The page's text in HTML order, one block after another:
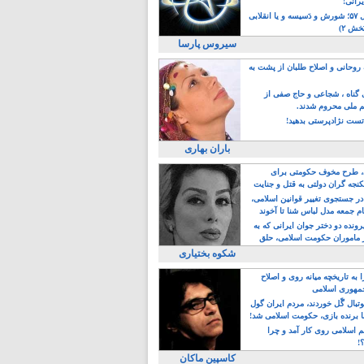
رویداد سال ۵۷؛ شورش و دَسیسه و یا انقلابی
۲)
سیروس پارسا
و اصلاح طلبان از پشت به
گناه ، شجاعی و حاج صفی از
ملی محروم شدند.
نژادپرستی بدهید!
باران بهاری
مخوف حکومتی برای
گران دولتی به قتل و جنایت
جستجوی تغییر قوانین اسلامی،
جمعه مدل لباس شنا تا آخوند
دو دختر جوان ایرانی که به
ماموران حکومت اسلامی، حلق
شکوه بختیاری
به تاریخچه میانه روی و اصلاح
اسلامی
گًل خوردند، مردم ایران گول
برنده بازی، حکومت اسلامی شد!
اسلامی روی کار آمد و چرا
کاسپین ماکان